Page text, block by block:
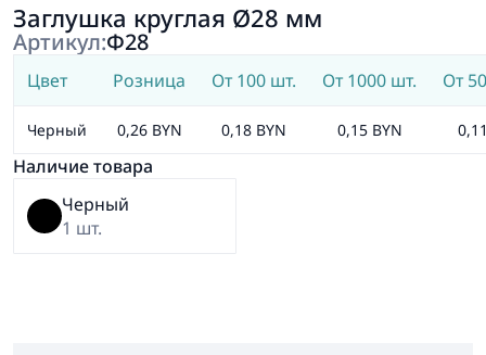
Заглушка круглая Ø28 мм
Артикул:Ф28
Цвет Розница От 100 шт. От 1000 шт. От
Черный 0,26 BYN 0,18 BYN 0,15 BYN
Наличие товара
Черный
1 шт.